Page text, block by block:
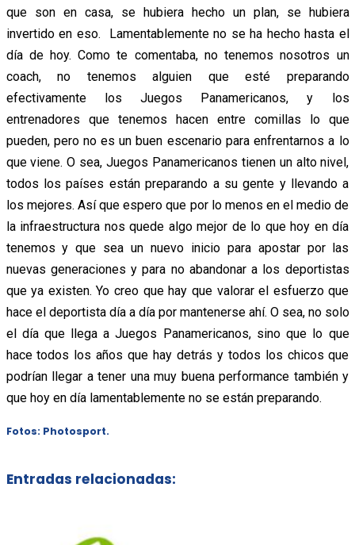
que son en casa, se hubiera hecho un plan, se hubiera
invertido en eso. Lamentablemente no se ha hecho hasta el
día de hoy. Como te comentaba, no tenemos nosotros un
coach, no tenemos alguien que esté preparando
efectivamente los Juegos Panamericanos, y los
entrenadores que tenemos hacen entre comillas lo que
pueden, pero no es un buen escenario para enfrentarnos a lo
que viene. O sea, Juegos Panamericanos tienen un alto nivel,
todos los países están preparando a su gente y llevando a
los mejores. Así que espero que por lo menos en el medio de
la infraestructura nos quede algo mejor de lo que hoy en día
tenemos y que sea un nuevo inicio para apostar por las
nuevas generaciones y para no abandonar a los deportistas
que ya existen. Yo creo que hay que valorar el esfuerzo que
hace el deportista día a día por mantenerse ahí. O sea, no solo
el día que llega a Juegos Panamericanos, sino que lo que
hace todos los años que hay detrás y todos los chicos que
podrían llegar a tener una muy buena performance también y
que hoy en día lamentablemente no se están preparando.
Fotos: Photosport.
Entradas relacionadas: